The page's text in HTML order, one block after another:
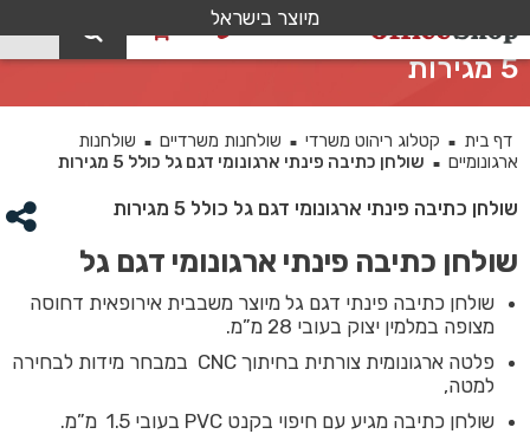
מיוצר בישראל
שולחן כתיבה פינתי ארגונומי דגם גל כולל
5 מגירות
דף בית ■ קטלוג ריהוט משרדי ■ שולחנות משרדיים ■
שולחנות
ארגונומיים ■ שולחן כתיבה פינתי ארגונומי דגם גל כולל 5 מגירות
שולחן כתיבה פינתי ארגונומי דגם גל כולל 5 מגירות
שולחן כתיבה פינתי ארגונומי דגם גל
שולחן כתיבה פינתי דגם גל מיוצר משבבית אירופאית דחוסה
מצופה במלמין יצוק בעובי 28 מ”מ.
פלטה ארגונומית צורתית בחיתוך CNC במבחר מידות לבחירה
למטה,
שולחן כתיבה מגיע עם חיפוי בקנט PVC בעובי 1.5 מ”מ.